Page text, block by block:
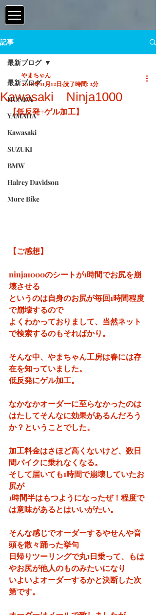
記事
最新ブログ
HONDA
YAMAHA
Kawasaki
SUZUKI
BMW
Halrey Davidson
More Bike
最新ブログ
Kawasaki Ninja1000
やまちゃん
2018年11月12日 読了時間: 2分
【低反発+ゲル加工】
【ご感想】
ninja1000のシートが1時間でお尻を崩
壊させる
というのは自身のお尻が毎回1時間程度
で崩壊するので
よくわかっておりまして、当然ネット
で検索するのもそればかり。
そんな中、やまちゃん工房は春には存
在を知っていました。
低反発にゲル加工。
なかなかオーダーに至らなかったのは
はたしてそんなに効果があるんだろう
か？ということでした。
加工料金はさほど高くないけど、数日
間バイクに乗れなくなる。
そして届いても1時間で崩壊していたお
尻が
1時間半はもつようになったぜ！程度で
は意味があるとはいいがたい。
そんな感じでオーダーするやせんや音
頭を散々踊った挙句
日帰りツーリングで丸1日乗って、もは
やお尻が他人のものみたいになり
いよいよオーダーするかと決断した次
第です。